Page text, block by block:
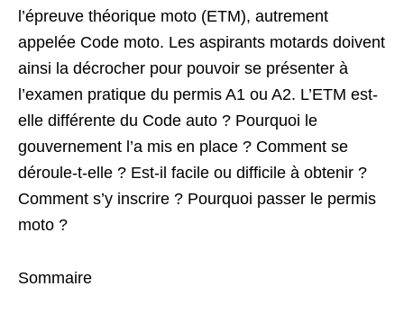
l’épreuve théorique moto (ETM), autrement
appelée Code moto. Les aspirants motards doivent
ainsi la décrocher pour pouvoir se présenter à
l’examen pratique du permis A1 ou A2. L’ETM est-
elle différente du Code auto ? Pourquoi le
gouvernement l’a mis en place ? Comment se
déroule-t-elle ? Est-il facile ou difficile à obtenir ?
Comment s’y inscrire ? Pourquoi passer le permis
moto ?
Sommaire